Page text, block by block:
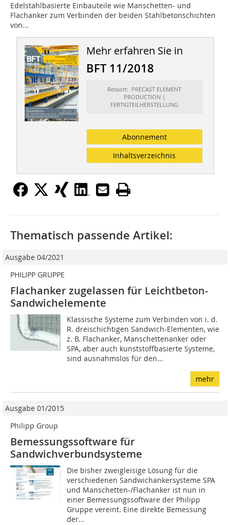
Edelstahlbasierte Einbauteile wie Manschetten- und
Flachanker zum Verbinden der beiden Stahlbetonschichten
von...
Mehr erfahren Sie in
BFT 11/2018
Ressort: PRECAST ELEMENT
PRODUCTION |
FERTIGTEILHERSTELLUNG
Abonnement
Inhaltsverzeichnis
Thematisch passende Artikel:
Ausgabe 04/2021
PHILIPP GRUPPE
Flachanker zugelassen für Leichtbeton-
Sandwichelemente
Klassische Systeme zum Verbinden von i. d.
R. dreischichtigen Sandwich-Elementen, wie
z. B. Flachanker, Manschettenanker oder
SPA, aber auch kunststoffbasierte Systeme,
sind ausnahmslos für den...
mehr
Ausgabe 01/2015
Philipp Group
Bemessungssoftware für
Sandwichverbundsysteme
Die bisher zweigleisige Lösung für die
verschiedenen Sandwichankersysteme SPA
und Manschetten-/Flachanker ist nun in
einer Bemessungssoftware der Philipp
Gruppe vereint. Eine direkte Bemessung
der...